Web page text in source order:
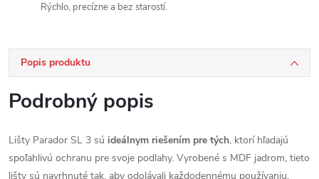
Rýchlo, precízne a bez starostí.
Popis produktu
Podrobný popis
Lišty Parador SL 3 sú ideálnym riešením pre tých, ktorí hľadajú
spoľahlivú ochranu pre svoje podlahy. Vyrobené s MDF jadrom, tieto
lišty sú navrhnuté tak, aby odolávali každodennému používaniu.